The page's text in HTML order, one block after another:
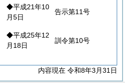
◆平成21年10
月5日
告示第11号
◆平成25年12
月18日
訓令第10号
内容現在 令和8年3月31日